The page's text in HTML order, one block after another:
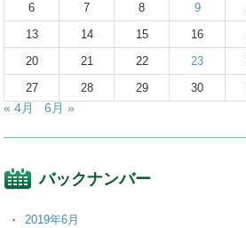
6
7 8 9
13
14 15 16
20
21 22 23
27
28 29 30
« 4月 6月 »
バックナンバー
2019年6月